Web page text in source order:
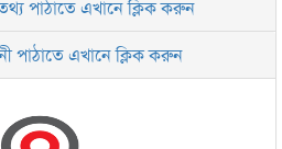
সেন্টার বাংলাদেশ বসুন্ধরা
রহমানিয়া, ঢাকা
লালবাগ ঢাকা
পাঠাতে এখানে ক্লিক করুন
পাঠাতে এখানে ক্লিক করুন